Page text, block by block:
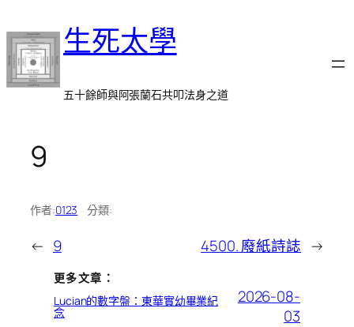
至
主
要
內
生死太學
五十餘師與阿張蘭石共叩法身之道
9
作者:0123 分類:
← 9 4500. 廢紙詩誌 →
更多文章：
Lucian的數字盤：東華實幼畢業紀
念
2026-08-
03